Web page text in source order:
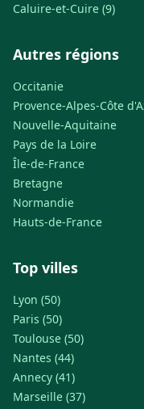
Caluire-et-Cuire (9)
Autres régions
Occitanie
Provence-Alpes-Côte
Nouvelle-Aquitaine
Pays de la Loire
Île-de-France
Bretagne
Normandie
Hauts-de-France
Top villes
Lyon (50)
Paris (50)
Toulouse (50)
Nantes (44)
Annecy (41)
Marseille (37)